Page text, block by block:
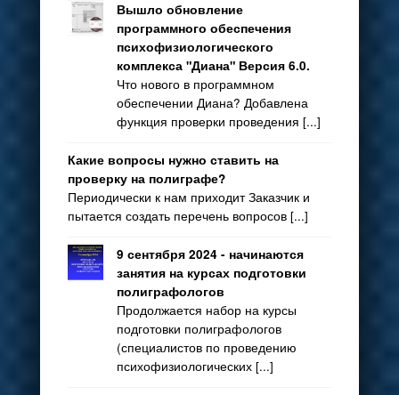
Вышло обновление
программного обеспечения
психофизиологического
комплекса "Диана" Версия 6.0.
Что нового в программном
обеспечении Диана? Добавлена
функция проверки проведения [...]
Какие вопросы нужно ставить на
проверку на полиграфе?
Периодически к нам приходит Заказчик и
пытается создать перечень вопросов [...]
9 сентября 2024 - начинаются
занятия на курсах подготовки
полиграфологов
Продолжается набор на курсы
подготовки полиграфологов
(специалистов по проведению
психофизиологических [...]